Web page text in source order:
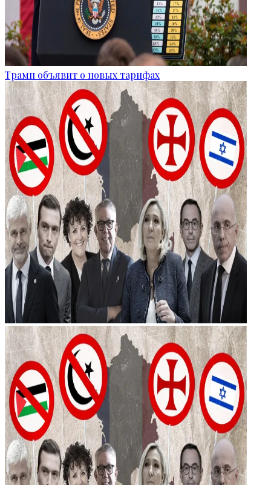
Трамп объявит о новых тарифах